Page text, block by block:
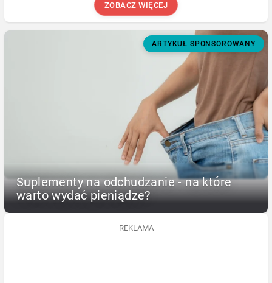
ZOBACZ WIĘCEJ
ARTYKUŁ SPONSOROWANY
Suplementy na odchudzanie - na które
warto wydać pieniądze?
REKLAMA